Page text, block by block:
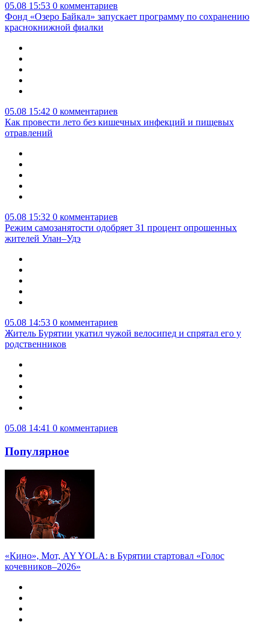
05.08 15:53 0 комментариев
Фонд «Озеро Байкал» запускает программу по сохранению
краснокнижной фиалки
05.08 15:42 0 комментариев
Как провести лето без кишечных инфекций и пищевых
отравлений
05.08 15:32 0 комментариев
Режим самозанятости одобряет 31 процент опрошенных
жителей Улан–Удэ
05.08 14:53 0 комментариев
Житель Бурятии укатил чужой велосипед и спрятал его у
родственников
05.08 14:41 0 комментариев
Популярное
«Кино», Мот, AY YOLA: в Бурятии стартовал «Голос
кочевников–2026»